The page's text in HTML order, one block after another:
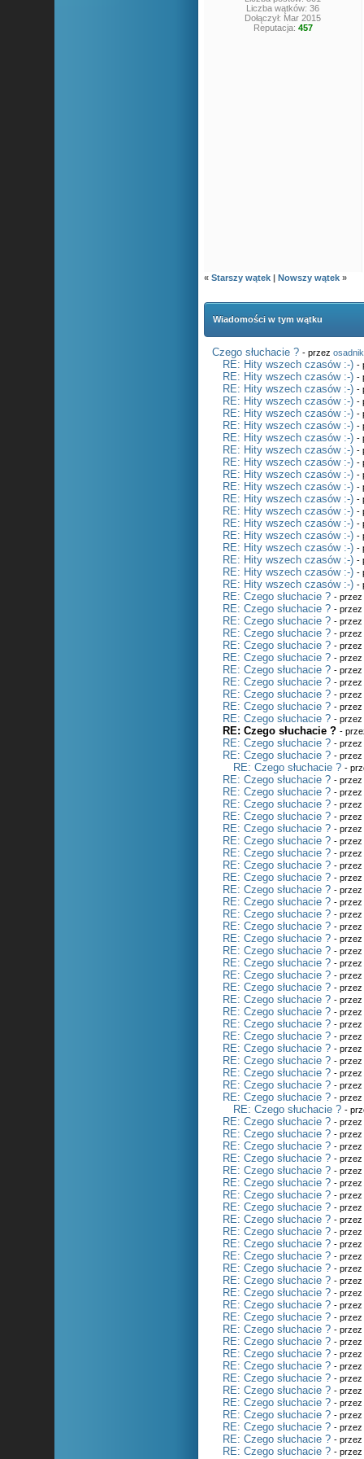
Liczba wątków: 36
Dołączył: Mar 2015
Reputacja: 457
«Starszy wątek |Nowszy wątek »
Wiadomości w tym wątku
Czego słuchacie ? - przezosadnik
RE: Hity wszech czasów :-) -
RE: Hity wszech czasów :-) -
RE: Hity wszech czasów :-) -
RE: Hity wszech czasów :-) -
RE: Hity wszech czasów :-) -
RE: Hity wszech czasów :-) -
RE: Hity wszech czasów :-) -
RE: Hity wszech czasów :-) -
RE: Hity wszech czasów :-) -
RE: Hity wszech czasów :-) -
RE: Hity wszech czasów :-) -
RE: Hity wszech czasów :-) -
RE: Hity wszech czasów :-) -
RE: Hity wszech czasów :-) -
RE: Hity wszech czasów :-) -
RE: Hity wszech czasów :-) -
RE: Hity wszech czasów :-) -
RE: Hity wszech czasów :-) -
RE: Hity wszech czasów :-) -
RE: Czego słuchacie ? -
RE: Czego słuchacie ? - przez
RE: Czego słuchacie ? -
RE: Czego słuchacie ? -
RE: Czego słuchacie ? -
RE: Czego słuchacie ? - przez
RE: Czego słuchacie ? -
RE: Czego słuchacie ? - przez
RE: Czego słuchacie ? -
RE: Czego słuchacie ? -
RE: Czego słuchacie ? - przez
RE: Czego słuchacie ? -
RE: Czego słuchacie ? - przez
RE: Czego słuchacie ? -
RE: Czego słuchacie ? -
RE: Czego słuchacie ? -
RE: Czego słuchacie ? - przez
RE: Czego słuchacie ? -
RE: Czego słuchacie ? -
RE: Czego słuchacie ? -
RE: Czego słuchacie ? - przez
RE: Czego słuchacie ? -
RE: Czego słuchacie ? - przez
RE: Czego słuchacie ? - przez
RE: Czego słuchacie ? -
RE: Czego słuchacie ? -
RE: Czego słuchacie ? -
RE: Czego słuchacie ? -
RE: Czego słuchacie ? -
RE: Czego słuchacie ? -
RE: Czego słuchacie ? - przez
RE: Czego słuchacie ? - przez
RE: Czego słuchacie ? -
RE: Czego słuchacie ? -
RE: Czego słuchacie ? - przez
RE: Czego słuchacie ? -
RE: Czego słuchacie ? -
RE: Czego słuchacie ? -
RE: Czego słuchacie ? -
RE: Czego słuchacie ? -
RE: Czego słuchacie ? - przez
RE: Czego słuchacie ? -
RE: Czego słuchacie ? -
RE: Czego słuchacie ? -
RE: Czego słuchacie ? - przez
RE: Czego słuchacie ? -
RE: Czego słuchacie ? -
RE: Czego słuchacie ? - przez
RE: Czego słuchacie ? -
RE: Czego słuchacie ? - przez
RE: Czego słuchacie ? -
RE: Czego słuchacie ? - przez
RE: Czego słuchacie ? -
RE: Czego słuchacie ? -
RE: Czego słuchacie ? -
RE: Czego słuchacie ? - przez
RE: Czego słuchacie ? -
RE: Czego słuchacie ? -
RE: Czego słuchacie ? -
RE: Czego słuchacie ? - przez
RE: Czego słuchacie ? -
RE: Czego słuchacie ? -
RE: Czego słuchacie ? -
RE: Czego słuchacie ? -
RE: Czego słuchacie ? -
RE: Czego słuchacie ? - przez
RE: Czego słuchacie ? -
RE: Czego słuchacie ? - przez
RE: Czego słuchacie ? -
RE: Czego słuchacie ? -
RE: Czego słuchacie ? -